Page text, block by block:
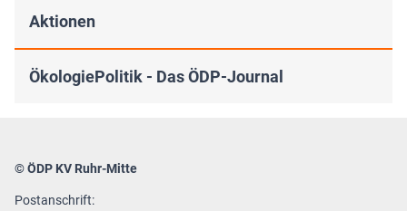
Aktionen
ÖkologiePolitik - Das ÖDP-Journal
© ÖDP KV Ruhr-Mitte
Postanschrift: